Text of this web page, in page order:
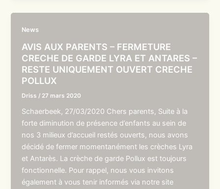
News
AVIS AUX PARENTS – FERMETURE
CRECHE DE GARDE LYRA ET ANTARES –
RESTE UNIQUEMENT OUVERT CRECHE
POLLUX
Driss / 27 mars 2020
Schaerbeek, 27/03/2020 Chers parents, Suite à la
forte diminution de présence d’enfants au sein de
nos 3 milieux d’accueil restés ouverts, nous avons
décidé de fermer momentanément les crèches Lyra
et Antarès. La crèche de garde Pollux est toujours
fonctionnelle. Pour rappel, nous vous invitons
également à vous tenir informés via notre site